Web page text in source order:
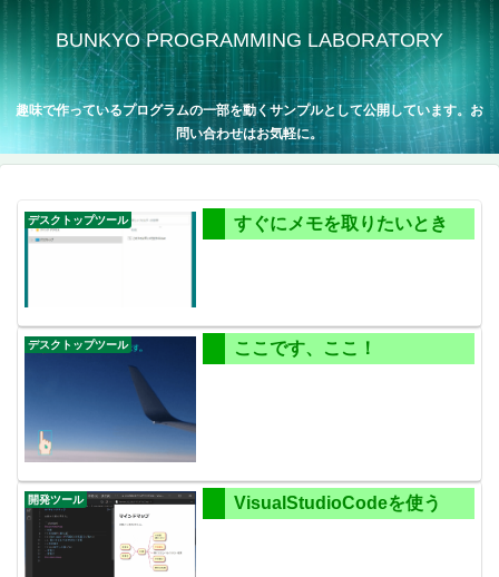
BUNKYO PROGRAMMING LABORATORY
趣味で作っているプログラムの一部を動くサンプルとして公開しています。お
問い合わせはお気軽に。
デスクトップツール すぐにメモを取りたいとき
デスクトップツール ここです、ここ！
開発ツール VisualStudioCodeを使う